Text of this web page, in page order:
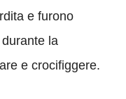
e furono
la
e crocifiggere.